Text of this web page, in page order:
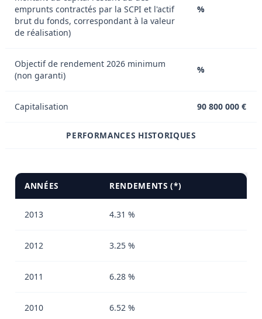
emprunts contractés par la SCPI et l'actif
brut du fonds, correspondant à la valeur
de réalisation)
%
Objectif de rendement 2026 minimum
(non garanti)
%
Capitalisation 90 800 000 €
PERFORMANCES HISTORIQUES
ANNÉES RENDEMENTS (*)
2013 4.31 %
2012 3.25 %
2011 6.28 %
2010 6.52 %